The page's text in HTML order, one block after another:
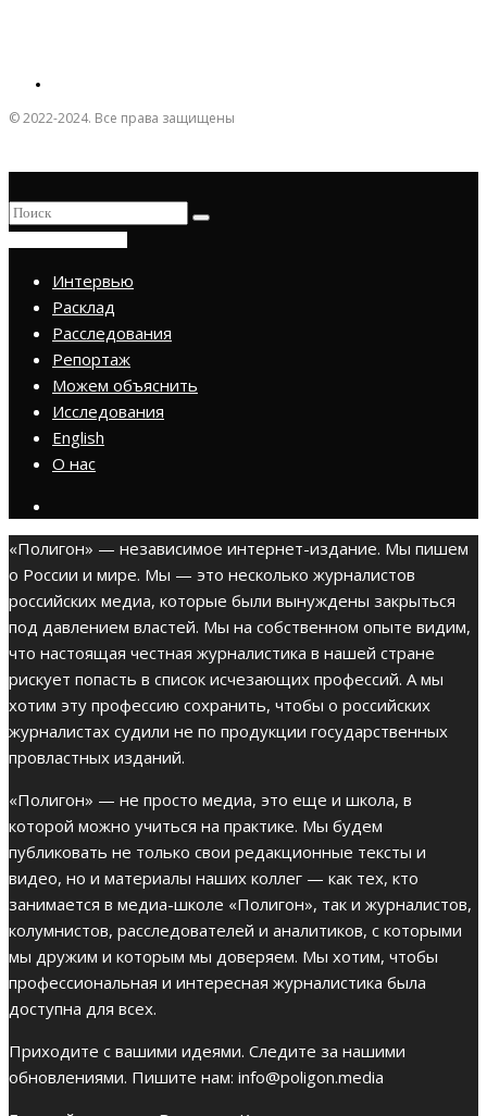
© 2022-2024. Все права защищены
Интервью
Расклад
Расследования
Репортаж
Можем объяснить
Исследования
English
О нас
«Полигон» — независимое интернет-издание. Мы пишем
о России и мире. Мы — это несколько журналистов
российских медиа, которые были вынуждены закрыться
под давлением властей. Мы на собственном опыте видим,
что настоящая честная журналистика в нашей стране
рискует попасть в список исчезающих профессий. А мы
хотим эту профессию сохранить, чтобы о российских
журналистах судили не по продукции государственных
провластных изданий.
«Полигон» — не просто медиа, это еще и школа, в
которой можно учиться на практике. Мы будем
публиковать не только свои редакционные тексты и
видео, но и материалы наших коллег — как тех, кто
занимается в медиа-школе «Полигон», так и журналистов,
колумнистов, расследователей и аналитиков, с которыми
мы дружим и которым мы доверяем. Мы хотим, чтобы
профессиональная и интересная журналистика была
доступна для всех.
Приходите с вашими идеями. Следите за нашими
обновлениями. Пишите нам: info@poligon.media